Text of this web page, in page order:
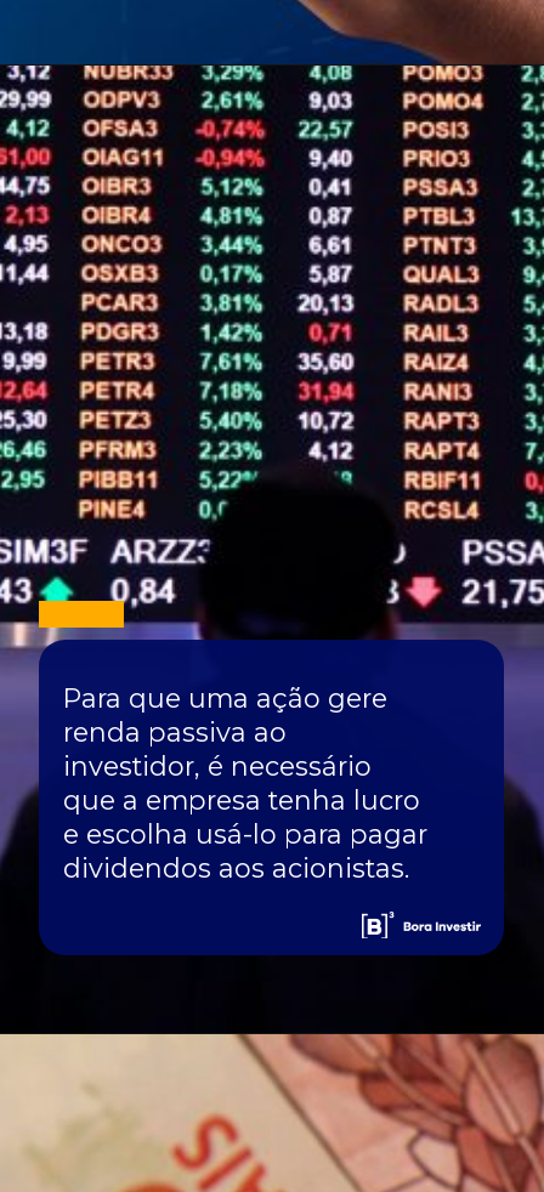
Para que uma ação gere
renda passiva ao
investidor, é necessário
que a empresa tenha lucro
e escolha usá-lo para pagar
dividendos aos acionistas.